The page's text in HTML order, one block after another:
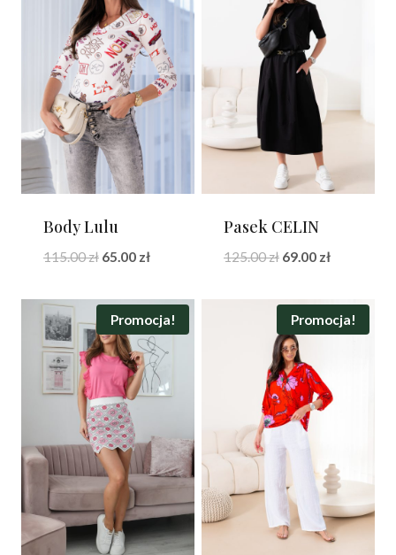
Body Lulu
115.00zł Pierwotna
wynosiła:
115.00 zł.
65.00 złAktualna
wynosi:
65.00 zł.
Pasek CELIN
125.00zł Pierwotna
wynosiła:
125.00 zł.
69.00 złAktualna
69.00 zł.
Promocja! Promocja!